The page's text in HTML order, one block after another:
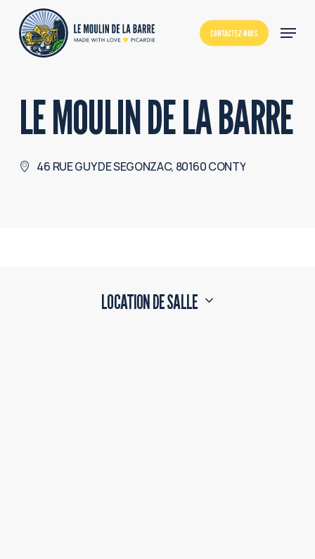
main
CONTACTEZ-NOUS Menu
LE MOULIN DE LA BARRE
46 RUE GUY DE SEGONZAC, 80160 CONTY
LOCATION DE SALLE